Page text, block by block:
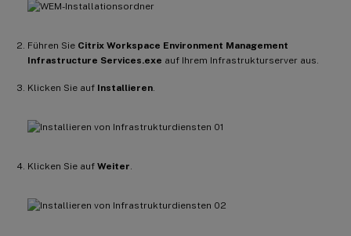
Führen Sie Citrix Workspace Environment Management
Infrastructure Services.exe auf Ihrem Infrastrukturserver aus.
Klicken Sie auf Installieren
Klicken Sie auf Weiter